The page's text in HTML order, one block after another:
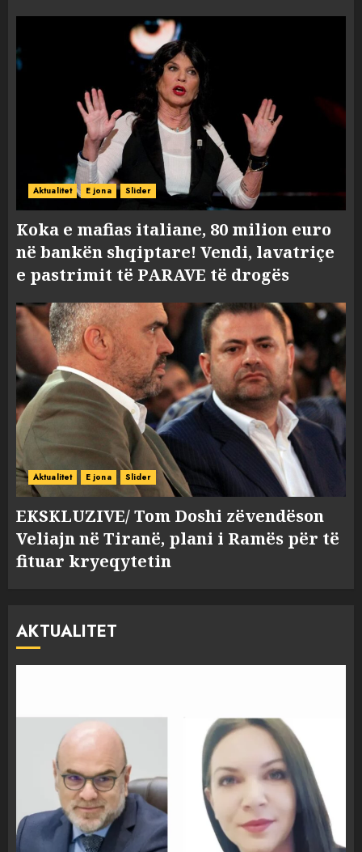
Aktualitet E jona Slider
Koka e mafias italiane, 80 milion euro
në bankën shqiptare! Vendi, lavatriçe
e pastrimit të PARAVE të drogës
Aktualitet E jona Slider
EKSKLUZIVE/ Tom Doshi zëvendëson
Veliajn në Tiranë, plani i Ramës për të
fituar kryeqytetin
AKTUALITET